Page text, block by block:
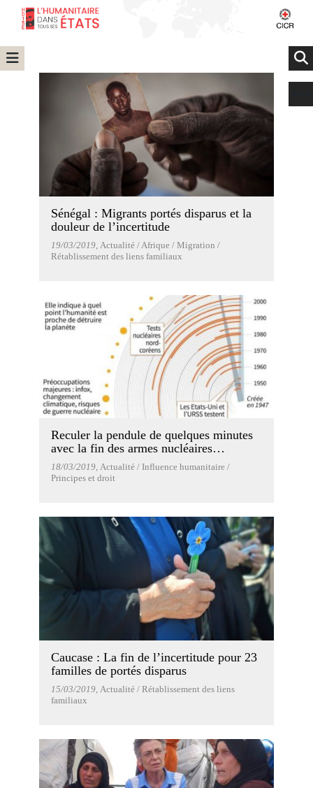
Sénégal : Migrants portés disparus et la
douleur de l’incertitude
19/03/2019, Actualité / Afrique / Migration /
Rétablissement des liens familiaux
Reculer la pendule de quelques minutes
avec la fin des armes nucléaires…
18/03/2019, Actualité / Influence humanitaire /
Principes et droit
Caucase : La fin de l’incertitude pour 23
familles de portés disparus
15/03/2019, Actualité / Rétablissement des liens
familiaux